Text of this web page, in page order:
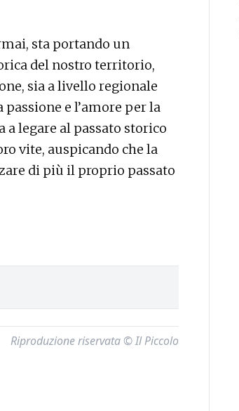
sta portando un
del nostro territorio,
sia a livello regionale
e l’amore per la
legare al passato storico
vite, auspicando che la
di più il proprio passato
Riproduzione riservata © Il Piccolo